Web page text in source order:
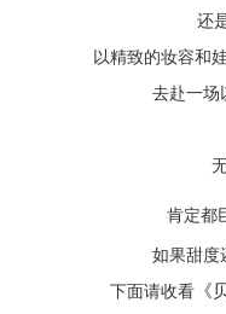
还
以精致的妆容和
去赴一场
肯定都
如果甜度
下面请收看《